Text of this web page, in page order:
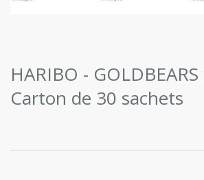
HARIBO -
Carton de 30 sachets